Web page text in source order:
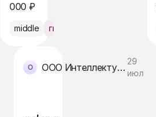
000 ₽
middle гибрид Новосибирск
ООО Интеллектуал Групп
29
июл